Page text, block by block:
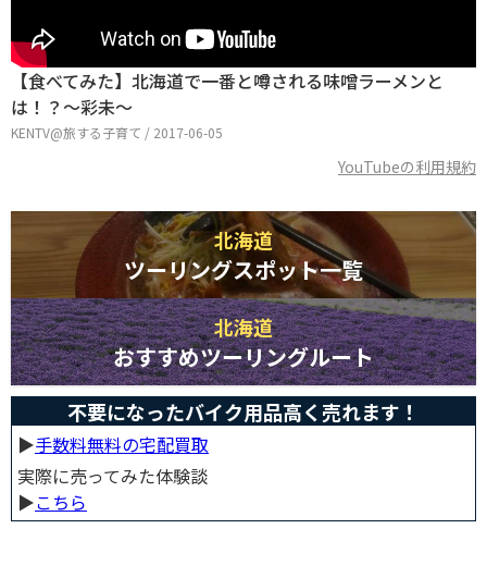
【食べてみた】北海道で一番と噂される味噌ラーメンと
は！？〜彩未〜
KENTV@旅する子育て / 2017-06-05
YouTubeの利用規約
北海道
ツーリングスポット一覧
北海道
おすすめツーリングルート
不要になったバイク用品高く売れます！
▶︎手数料無料の宅配買取
実際に売ってみた体験談
▶︎こちら